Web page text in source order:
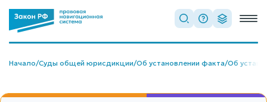
Начало/Суды общей юрисдикции/Об установлении факта/Об